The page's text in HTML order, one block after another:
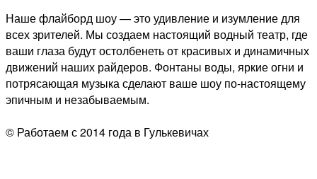
Наше флайборд шоу — это удивление и изумление для
всех зрителей. Мы создаем настоящий водный театр, где
ваши глаза будут остолбенеть от красивых и динамичных
движений наших райдеров. Фонтаны воды, яркие огни и
потрясающая музыка сделают ваше шоу по-настоящему
эпичным и незабываемым.
© Работаем с 2014 года в Гулькевичах